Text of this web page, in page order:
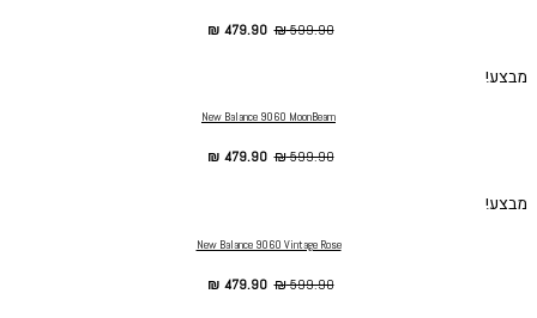
₪599.90
₪ 479.90
מבצע!
New Balance 9060 MoonBeam
₪599.90
₪ 479.90
מבצע!
New Balance 9060 Vintage Rose
₪599.90
₪ 479.90